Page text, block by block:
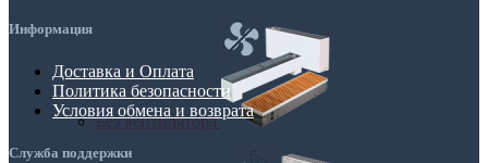
Без вентилятора
Информация
Доставка и Оплата
Политика безопасности
Условия обмена и возврата
Служба поддержки